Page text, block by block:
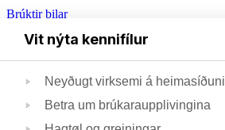
Brúktir bilar
Persónbilar
Tilhoyr
Um okkum
Søgan
Vit nýta kennifílur
Neyðugt virksemi á heimasíðuni
Betra um brúkaraupplivingina